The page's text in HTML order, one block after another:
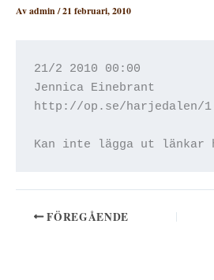
Avadmin/21 februari, 2010
21/2 2010 00:00
Jennica Einebrant
http://op.se/harjedalen/
Kan inte lägga ut
FÖREGÅENDE